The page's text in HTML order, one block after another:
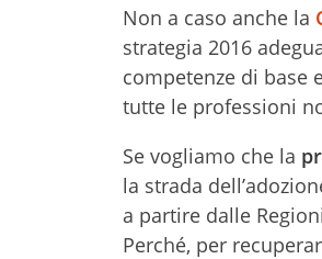
Non a caso anche la
strategia 2016
competenze di base
tutte le professioni
Se vogliamo che la
la strada
a partire dalle
Perché, per